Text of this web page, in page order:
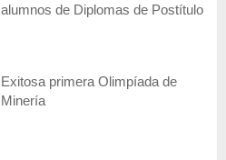
alumnos de Diplomas de Postítulo
Exitosa primera Olimpíada de
Minería